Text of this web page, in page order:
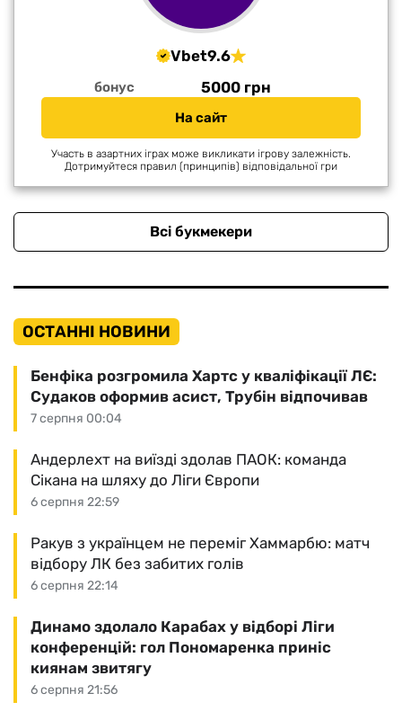
Vbet9.6
бонус 5000 грн
На сайт
Участь в азартних іграх може викликати ігрову залежність.
Дотримуйтеся правил (принципів) відповідальної гри
Всі букмекери
ОСТАННІ НОВИНИ
7 серпня 00:04
Бенфіка розгромила Хартс у кваліфікації ЛЄ:
Судаков оформив асист, Трубін відпочивав
6 серпня 22:59
Андерлехт на виїзді здолав ПАОК: команда
Сікана на шляху до Ліги Європи
6 серпня 22:14
Ракув з українцем не переміг Хаммарбю: матч
відбору ЛК без забитих голів
6 серпня 21:56
Динамо здолало Карабах у відборі Ліги
конференцій: гол Пономаренка приніс
киянам звитягу